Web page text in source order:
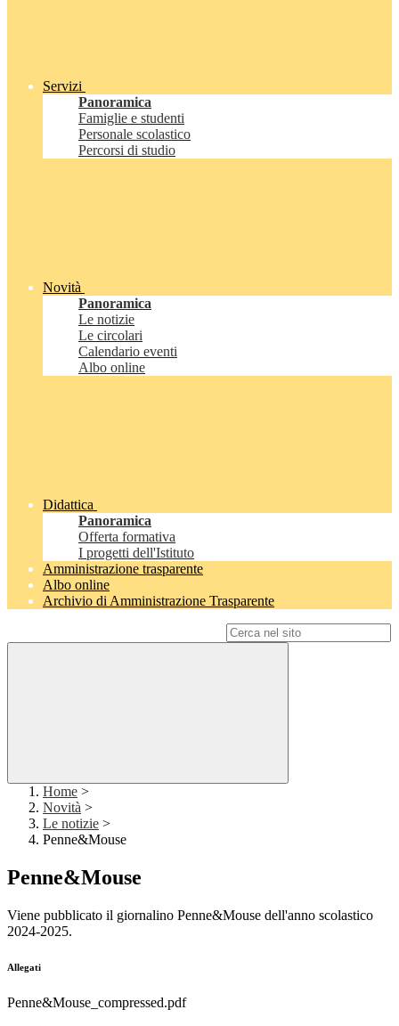
Servizi
Panoramica
Famiglie e studenti
Personale scolastico
Percorsi di studio
Novità
Panoramica
Le notizie
Le circolari
Calendario eventi
Albo online
Didattica
Panoramica
Offerta formativa
I progetti dell'Istituto
Amministrazione trasparente
Albo online
Archivio di Amministrazione Trasparente
Home >
Novità >
Le notizie >
Penne&Mouse
Penne&Mouse
Viene pubblicato il giornalino Penne&Mouse dell'anno scolastico
2024-2025.
Allegati
Penne&Mouse_compressed.pdf